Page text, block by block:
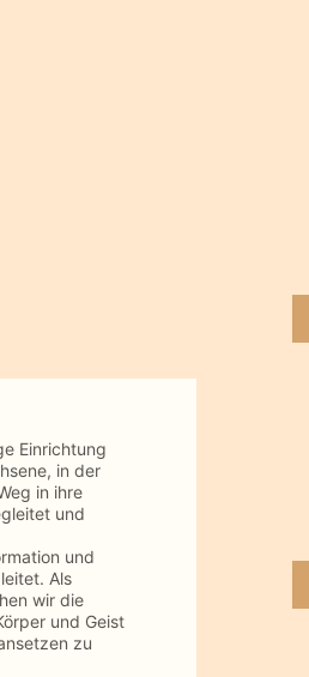
Einrichtung
in der
in ihre
und
und
Als
wir die
und Geist
zu